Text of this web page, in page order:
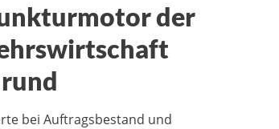
der
bei Auftragsbestand und